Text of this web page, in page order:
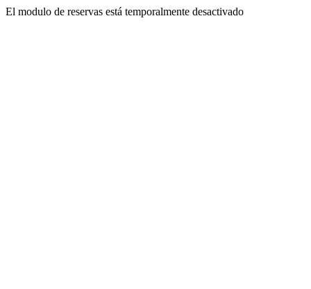
El modulo de reservas está temporalmente desactivado